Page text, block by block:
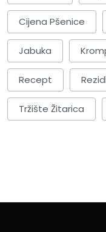
Cijena Pšenice
Jabuka
Recept
Tržište Žitarica